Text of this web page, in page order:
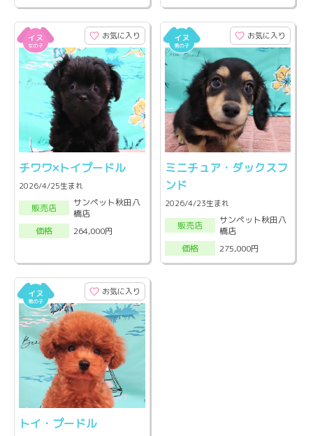
お気に入り
チワワ×トイプードル
2026/4/25生まれ
販売店
サンペット秋田八
橋店
価格
264,000円
お気に入り
ミニチュア・ダックスフ
ンド
2026/4/23生まれ
販売店
サンペット秋田八
橋店
価格
275,000円
お気に入り
トイ・プードル